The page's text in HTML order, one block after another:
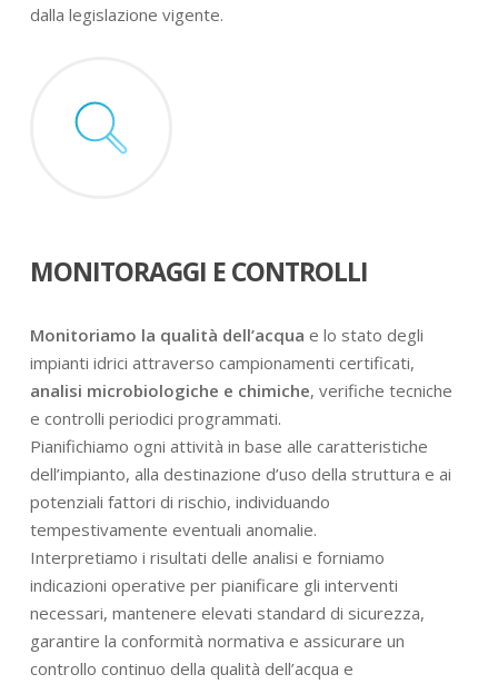
dalla legislazione vigente.
MONITORAGGI E CONTROLLI
Monitoriamo la qualità dell’acqua e lo stato degli
impianti idrici attraverso campionamenti certificati,
analisi microbiologiche e chimiche, verifiche tecniche
e controlli periodici programmati.
Pianifichiamo ogni attività in base alle caratteristiche
dell’impianto, alla destinazione d’uso della struttura e ai
potenziali fattori di rischio, individuando
tempestivamente eventuali anomalie.
Interpretiamo i risultati delle analisi e forniamo
indicazioni operative per pianificare gli interventi
necessari, mantenere elevati standard di sicurezza,
garantire la conformità normativa e assicurare un
controllo continuo della qualità dell’acqua e